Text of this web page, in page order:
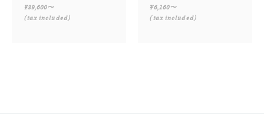
¥39,600〜
(tax included)
¥6,160〜
(tax included)